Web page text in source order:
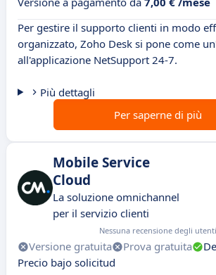
Per gestire il supporto clienti in modo
organizzato, Zoho Desk si pone come
all'applicazione NetSupport 24-7.
Più dettagli
Per saperne di più
Mobile Service
Cloud
La soluzione omnichannel
per il servizio clienti
Nessuna recensione degli utenti
Versione gratuita Prova gratuita
Precio bajo solicitud